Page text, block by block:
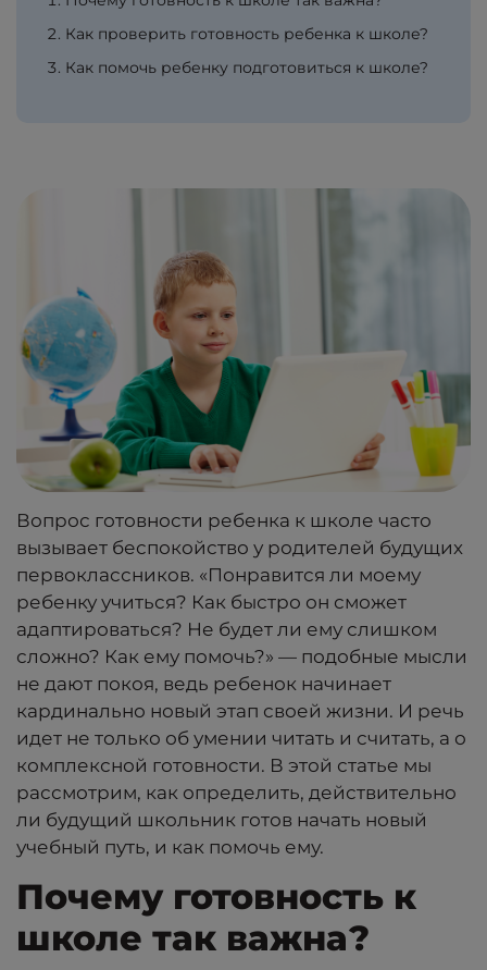
Как проверить готовность ребенка к школе?
Как помочь ребенку подготовиться к школе?
Вопрос готовности ребенка к школе часто
вызывает беспокойство у родителей будущих
первоклассников. «Понравится ли моему
ребенку учиться? Как быстро он сможет
адаптироваться? Не будет ли ему слишком
сложно? Как ему помочь?» — подобные мысли
не дают покоя, ведь ребенок начинает
кардинально новый этап своей жизни. И речь
идет не только об умении читать и считать, а о
комплексной готовности. В этой статье мы
рассмотрим, как определить, действительно
ли будущий школьник готов начать новый
учебный путь, и как помочь ему.
Почему готовность к
школе так важна?